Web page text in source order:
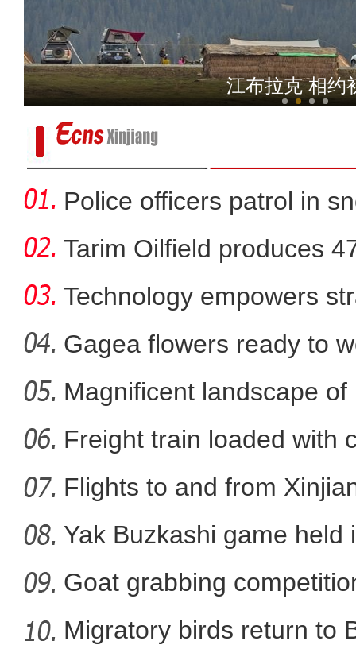
电商主播大赛暨首届直播新
“新歌唱新疆”在喀
江布拉克 相约
新疆天山深处成群高原精
Police officers patrol in
Tarim Oilfield produces
Technology empowers
Xi
Gagea flowers ready to
Nal
Magnificent landscape
La
Freight train loaded with
Flights to and from
Yak Buzkashi game held
Goat grabbing
Migratory birds return to